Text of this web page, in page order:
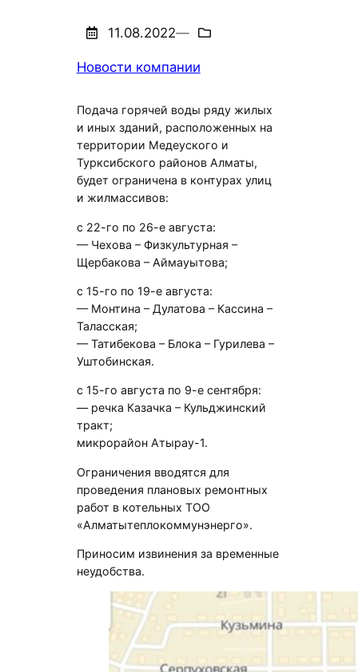
11.08.2022—
Новости компании
Подача горячей воды ряду жилых
и иных зданий, расположенных на
территории Медеуского и
Турксибского районов Алматы,
будет ограничена в контурах улиц
и жилмассивов:
с 22-го по 26-е августа:
— Чехова – Физкультурная –
Щербакова – Аймауытова;
с 15-го по 19-е августа:
— Монтина – Дулатова – Кассина –
Таласская;
— Татибекова – Блока – Гурилева –
Уштобинская.
с 15-го августа по 9-е сентября:
— речка Казачка – Кульджинский
тракт;
микрорайон Атырау-1.
Ограничения вводятся для
проведения плановых ремонтных
работ в котельных ТОО
«Алматытеплокоммунэнерго».
Приносим извинения за временные
неудобства.